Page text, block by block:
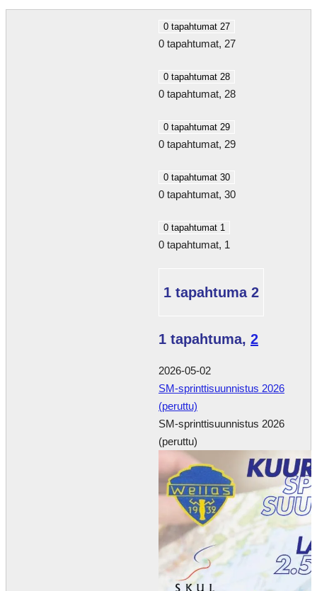
0 tapahtumat 27
0 tapahtumat, 27
0 tapahtumat 28
0 tapahtumat, 28
0 tapahtumat 29
0 tapahtumat, 29
0 tapahtumat 30
0 tapahtumat, 30
0 tapahtumat 1
0 tapahtumat, 1
1 tapahtuma 2
1 tapahtuma, 2
2026-05-02
SM-sprinttisuunnistus 2026
(peruttu)
SM-sprinttisuunnistus 2026
(peruttu)